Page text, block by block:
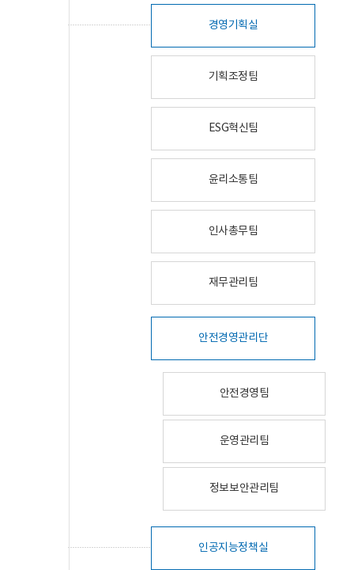
경영기획실
기획조정팀
ESG혁신팀
윤리소통팀
인사총무팀
재무관리팀
안전경영관리단
안전경영팀
운영관리팀
정보보안관리팀
인공지능정책실